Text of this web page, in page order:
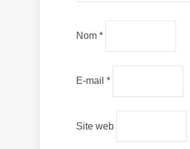
Nom *
E-mail *
Site web